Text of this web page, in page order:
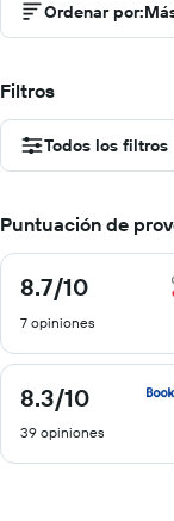
Ordenar por:
Filtros
Todos los filtros
Puntuación de
8.7/10
8.7
10
7 opiniones
8.3/10
8.3
10
39 opiniones